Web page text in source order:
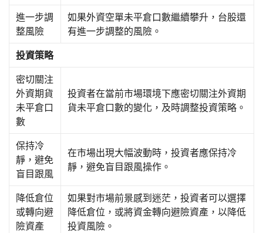
進一步調
整風險
如果外資空單未平倉口數繼續攀升，台股還
有進一步調整的風險。
投資策略
密切關注
外資期貨
未平倉口
數
投資者在當前市場環境下應密切關注外資期
貨未平倉口數的變化，及時調整投資策略。
保持冷
靜，避免
盲目跟風
在市場出現大幅波動時，投資者應保持冷
靜，避免盲目跟風操作。
降低倉位
或轉向避
險資產
如果對市場前景感到迷茫，投資者可以選擇
降低倉位，或將資金轉向避險資產，以降低
投資風險。